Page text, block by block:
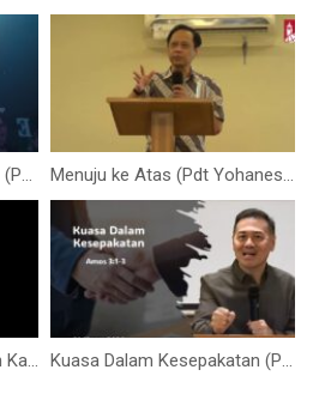
Ibadah 22 November 2020 (Pdt. Jocis Halim) Menuju ke Atas (Pdt Yohanes Sudarmadji)
Selesaikan Apa yang Telah Kaumulai! (Bapak Yohanes Marbun) Kuasa Dalam Kesepakatan (Ps. Isaac Gunawan)